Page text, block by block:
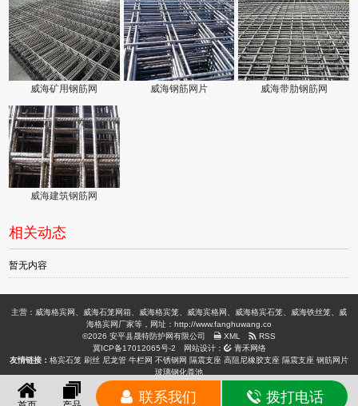
威海矿用钢筋网 威海钢筋网片 威海带肋钢筋网
威海建筑钢筋网
相关动态
暂无内容
联系我们 拨打电话
主营：威海格宾网、威海石笼网箱、威海格宾笼、威海宾格网、威海格宾石笼、威海铁丝笼、威
海格宾网厂家等，网址：http://www.fanghuwang.co
©2026 安平县晟特防护网有限公司
XML
RSS
冀ICP备17012065号-2 网站设计：
青禾网络
友情链接： 格宾石笼 刷丝 尼龙管 牛栏网 不锈钢网 隔震支座 高阻尼橡胶支座 隔震支座 钢筋网片
玻璃钢化粪池